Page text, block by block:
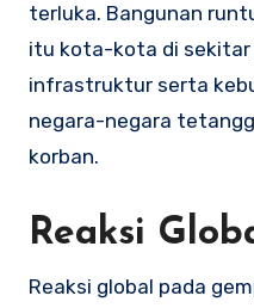
terluka. Bangunan
itu kota-kota di sekitar
infrastruktur serta
negara-negara
korban.
Reaksi
Reaksi global pada